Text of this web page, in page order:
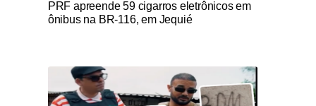
PRF apreende 59 cigarros eletrônicos em
ônibus na BR-116, em Jequié